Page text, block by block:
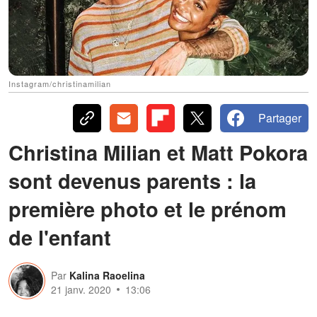
Instagram/christinamilian
Partager
Christina Milian et Matt Pokora
sont devenus parents : la
première photo et le prénom
de l'enfant
Par Kalina Raoelina
21 janv. 2020
13:06